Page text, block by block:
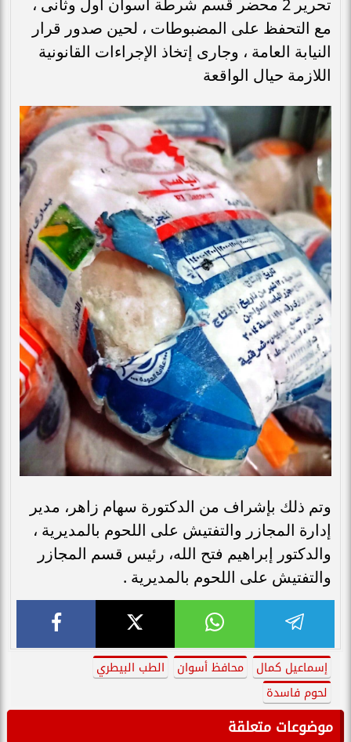
مع التحفظ على المضبوطات ، لحين صدور قرار
النيابة العامة ، وجارى إتخاذ الإجراءات القانونية
اللازمة حيال الواقعة
وتم ذلك بإشراف من الدكتورة سهام زاهر، مدير
إدارة المجازر والتفتيش على اللحوم بالمديرية ،
والدكتور إبراهيم فتح الله، رئيس قسم المجازر
والتفتيش على اللحوم بالمديرية .
إسماعيل كمال محافظ أسوان
الطب البيطري
لحوم فاسدة
موضوعات متعلقة